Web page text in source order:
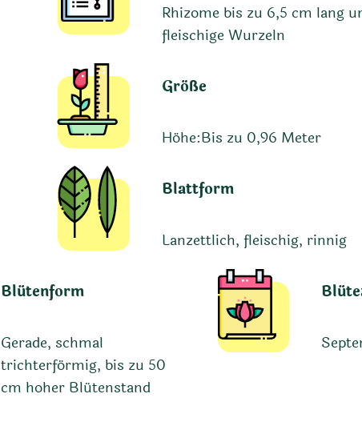
Rhizome bis zu 6,5 cm lang
fleischige Wurzeln
Größe
Höhe:Bis zu 0,96 Meter
Blattform
Lanzettlich, fleischig, rinnig
Blütenform
Gerade, schmal
trichterförmig, bis zu 50
cm hoher Blütenstand